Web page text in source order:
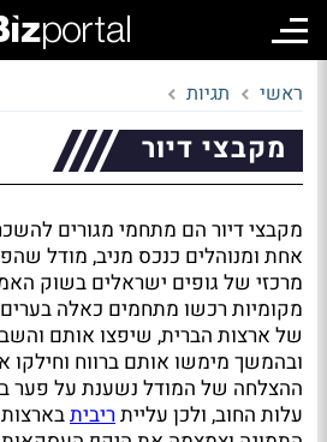
ראשי תגיות
מקבצי דיור
מקבצי דיור הם מתחמי מגורים
אחת ומנוהלים כנכס מניב, מודל
מרכזי של גופים ישראלים בשוק
מקומיות רכשו מתחמים כאלה בערים
של ארצות הברית, שיפצו אותם
ובהמשך מימשו אותם ברווח
ההצלחה של המודל נשענת על פער
עלות החוב, ולכן עלייתריבית